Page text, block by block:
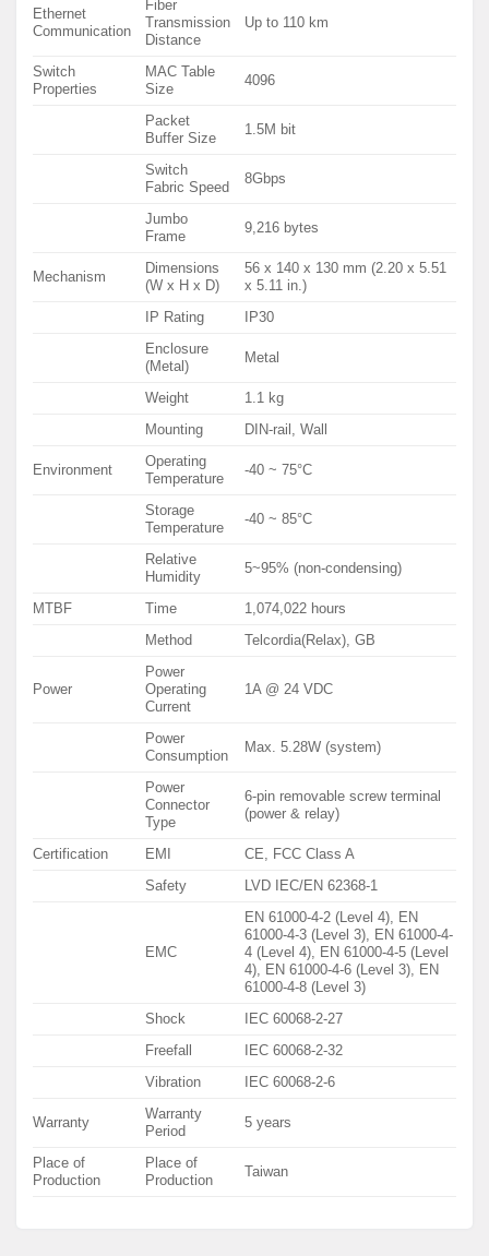
Ethernet
Communication
Fiber
Transmission
Distance
Up to 110 km
Switch
Properties
MAC Table
Size
4096
Packet
Buffer Size
1.5M bit
Switch
Fabric Speed
8Gbps
Jumbo
Frame
9,216 bytes
Mechanism
Dimensions
(W x H x D)
56 x 140 x 130 mm (2.20 x 5.51
x 5.11 in.)
IP Rating IP30
Enclosure
(Metal)
Metal
Weight 1.1 kg
Mounting DIN-rail, Wall
Environment
Operating
Temperature
-40 ~ 75°C
Storage
Temperature
-40 ~ 85°C
Relative
Humidity
5~95% (non-condensing)
MTBF Time 1,074,022 hours
Method Telcordia(Relax), GB
Power
Power
Operating
Current
1A @ 24 VDC
Power
Consumption
Max. 5.28W (system)
Power
Connector
Type
6-pin removable screw terminal
(power & relay)
Certification EMI CE, FCC Class A
Safety LVD IEC/EN 62368-1
EMC
EN 61000-4-2 (Level 4), EN
61000-4-3 (Level 3), EN 61000-4-
4 (Level 4), EN 61000-4-5 (Level
4), EN 61000-4-6 (Level 3), EN
61000-4-8 (Level 3)
Shock IEC 60068-2-27
Freefall IEC 60068-2-32
Vibration IEC 60068-2-6
Warranty
Warranty
Period
5 years
Place of
Production
Place of
Production
Taiwan